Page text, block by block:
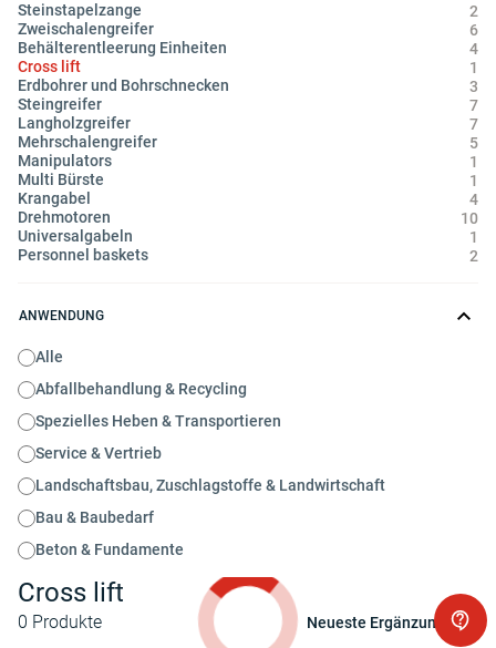
Steinstapelzange
2
Zweischalengreifer
6
Behälterentleerung Einheiten
4
Cross lift
1
Erdbohrer und Bohrschnecken
3
Steingreifer
7
Langholzgreifer
7
Mehrschalengreifer
5
Manipulators
1
Multi Bürste
1
Krangabel
4
Drehmotoren
10
Universalgabeln
1
Personnel baskets
2
ANWENDUNG
Alle
Abfallbehandlung & Recycling
Spezielles Heben & Transportieren
Service & Vertrieb
Landschaftsbau, Zuschlagstoffe & Landwirtschaft
Bau & Baubedarf
Beton & Fundamente
Cross lift
0 Produkte Neueste Ergänzung